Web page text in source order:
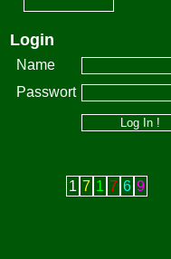
Login
Name
Passwort
1 7 1 7 6 9